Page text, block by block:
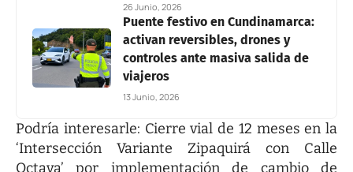
26 Junio, 2026
Puente festivo en Cundinamarca:
activan reversibles, drones y
controles ante masiva salida de
viajeros
13 Junio, 2026
Podría interesarle: Cierre vial de 12 meses en la
‘Intersección Variante Zipaquirá con Calle
Octava’ por implementación de cambio de